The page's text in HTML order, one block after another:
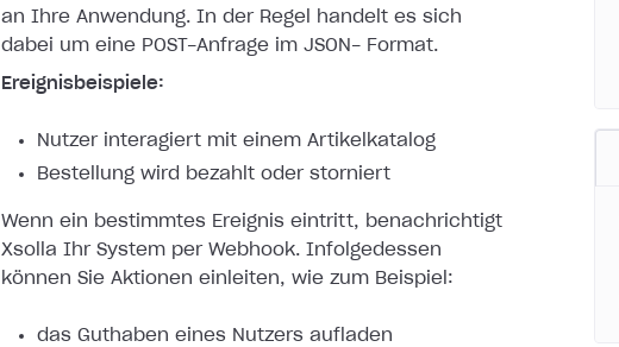
an Ihre Anwendung. In der Regel handelt es sich
dabei um eine POST-Anfrage im JSON- Format.
Ereignisbeispiele:
Nutzer interagiert mit einem Artikelkatalog
Bestellung wird bezahlt oder storniert
Wenn ein bestimmtes Ereignis eintritt, benachrichtigt
Xsolla Ihr System per Webhook. Infolgedessen
können Sie Aktionen einleiten, wie zum Beispiel:
das Guthaben eines Nutzers aufladen